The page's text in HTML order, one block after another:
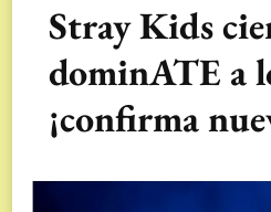
Stray Kids
dominATE a
¡confirma